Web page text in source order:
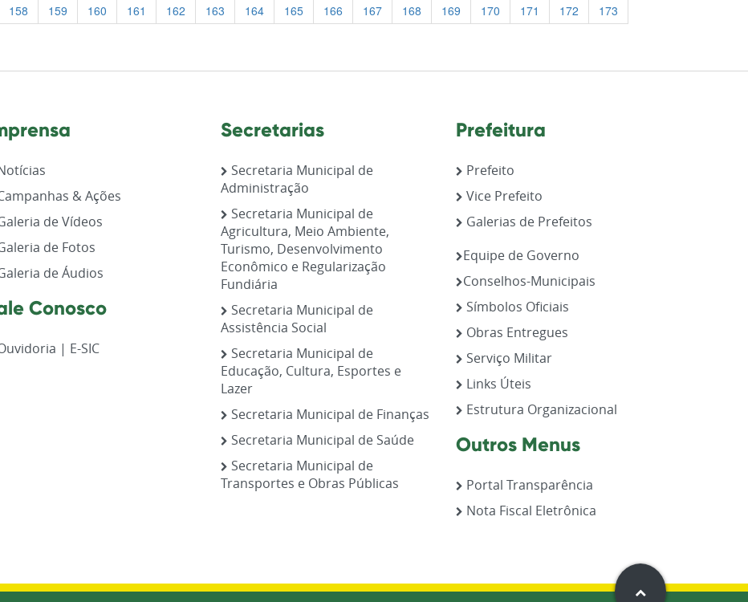
158 159 160 161 162 163 164 165 166 167 168 169 170 171 172
173
& Ações
de Vídeos
de Fotos
de Áudios
Conosco
| E-SIC
Secretarias
Secretaria Municipal de
Administração
Secretaria Municipal de
Agricultura, Meio Ambiente,
Turismo, Desenvolvimento
Econômico e Regularização
Fundiária
Secretaria Municipal de
Assistência Social
Secretaria Municipal de
Educação, Cultura, Esportes e
Lazer
Secretaria Municipal de Finanças
Secretaria Municipal de Saúde
Secretaria Municipal de
Transportes e Obras Públicas
Prefeitura
Prefeito
Vice Prefeito
Galerias de Prefeitos
Equipe de Governo
Conselhos-Municipais
Símbolos Oficiais
Obras Entregues
Serviço Militar
Links Úteis
Estrutura Organizacional
Outros Menus
Portal Transparência
Nota Fiscal Eletrônica